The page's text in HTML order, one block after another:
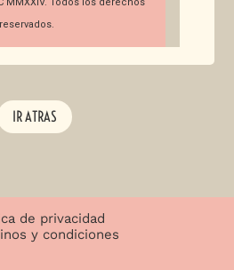
reservados.
IR ATRAS
de privacidad
y condiciones